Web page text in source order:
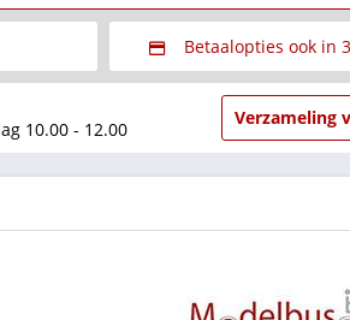
Betaalopties ook in
Via Multisafepay
10.00 - 12.00
Verzameling